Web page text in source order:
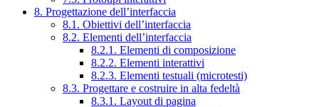
8. Progettazione dell’interfaccia
8.1. Obiettivi dell’interfaccia
8.2. Elementi dell’interfaccia
8.2.1. Elementi di composizione
8.2.2. Elementi interattivi
8.2.3. Elementi testuali (microtesti)
8.3. Progettare e costruire in alta fedeltà
8.3.1. Layout di pagina